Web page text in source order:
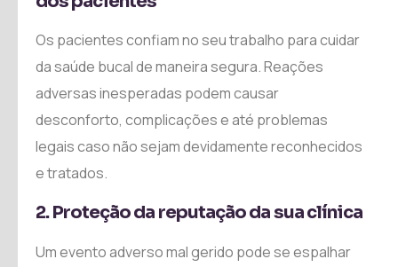
Os pacientes confiam no seu trabalho para cuidar
da saúde bucal de maneira segura. Reações
adversas inesperadas podem causar
desconforto, complicações e até problemas
legais caso não sejam devidamente reconhecidos
e tratados.
2. Proteção da reputação dasua clínica
Um evento adverso mal gerido pode se espalhar